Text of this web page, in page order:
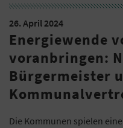
26. April 2024
Energiewende
voranbringen:
Bürgermeister
Die Kommunen spielen